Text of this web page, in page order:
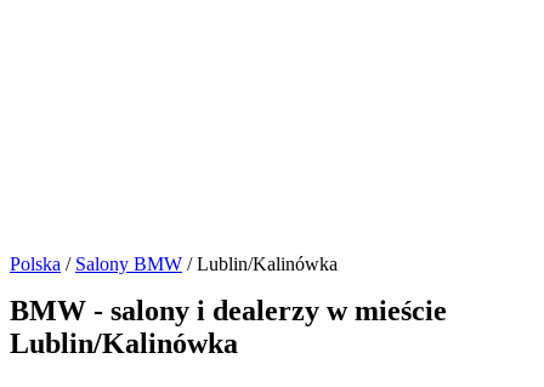
Polska / Salony BMW / Lublin/Kalinówka
BMW - salony i dealerzy w mieście
Lublin/Kalinówka